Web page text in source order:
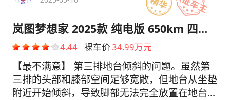
感，以及米色所带来的温馨氛围，二者相互融
合，与辉月青外观相得益彰，整体完全没有那种
老气的感觉，就连我的老婆孩子也都纷纷夸赞其
十分好看。并且在车内，凡是能够触摸到的地方
全都采用了软质材料进行包覆，同时还结合了皮
质以及木纹作为点缀，其缝线处理得也极为工
整，各个按键的阻尼适中，完全不会给人带来廉
岚图梦想家 2025款 纯电版 650km 四驱卓越鲲鹏版
4.44 裸车价34.99万元
【最不满意】 第三排地台倾斜的问题。虽然第
三排的头部和膝部空间足够宽敞，但地台从坐垫
附近开始倾斜，导致脚部无法完全放置在地台